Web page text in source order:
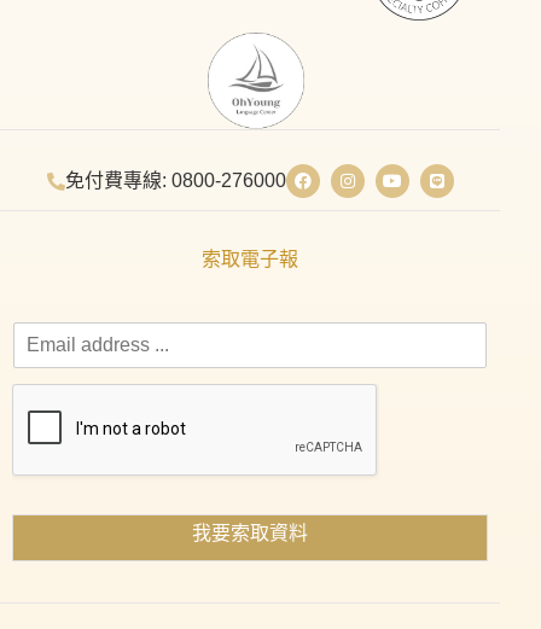
免付費專線: 0800-276000
索取電子報
我要索取資料